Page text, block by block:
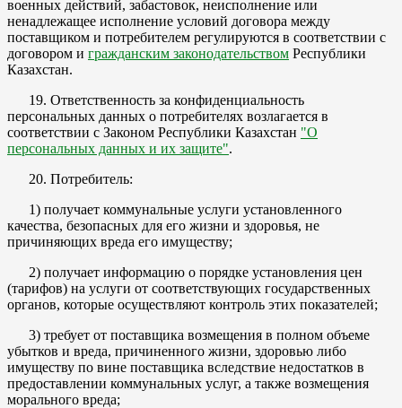
военных действий, забастовок, неисполнение или
ненадлежащее исполнение условий договора между
поставщиком и потребителем регулируются в соответствии с
договором и гражданским законодательством Республики
Казахстан.
19. Ответственность за конфиденциальность
персональных данных о потребителях возлагается в
соответствии с Законом Республики Казахстан "О
персональных данных и их защите".
20. Потребитель:
1) получает коммунальные услуги установленного
качества, безопасных для его жизни и здоровья, не
причиняющих вреда его имуществу;
2) получает информацию о порядке установления цен
(тарифов) на услуги от соответствующих государственных
органов, которые осуществляют контроль этих показателей;
3) требует от поставщика возмещения в полном объеме
убытков и вреда, причиненного жизни, здоровью либо
имуществу по вине поставщика вследствие недостатков в
предоставлении коммунальных услуг, а также возмещения
морального вреда;